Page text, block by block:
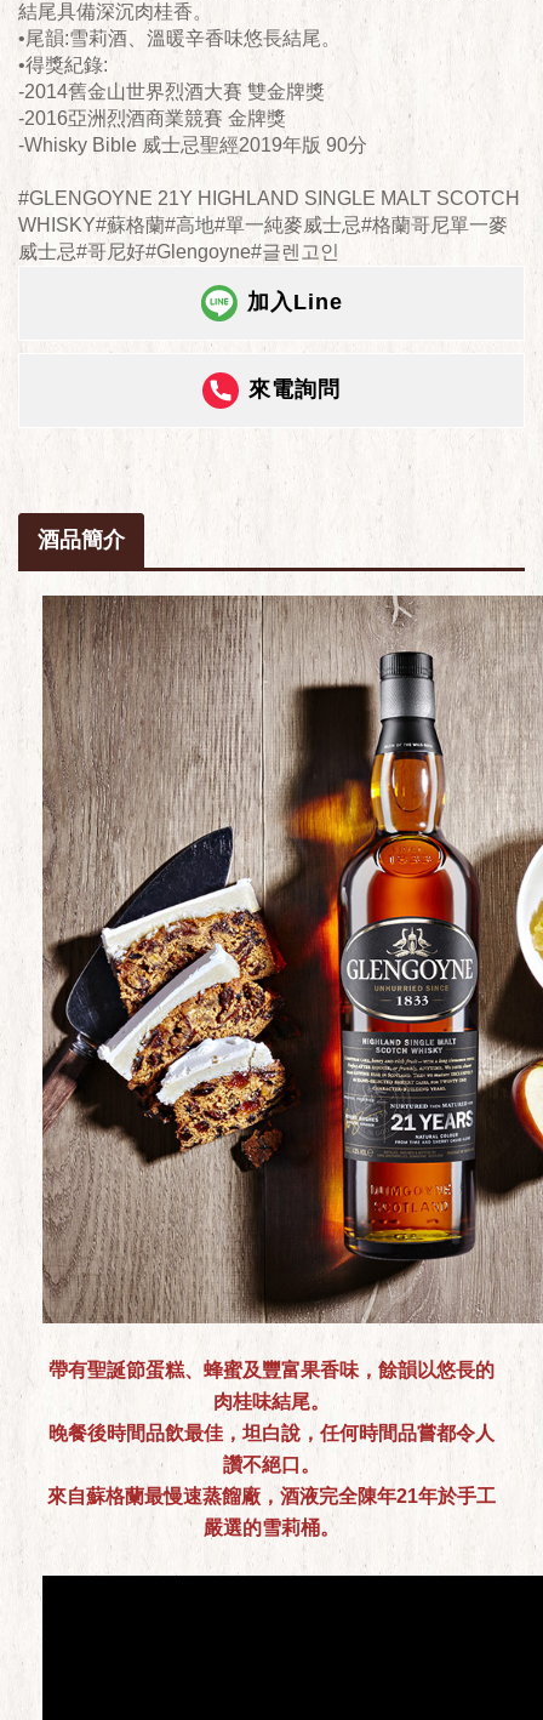
結尾具備深沉肉桂香。
•尾韻:雪莉酒、溫暖辛香味悠長結尾。
•得獎紀錄:
-2014舊金山世界烈酒大賽 雙金牌獎
-2016亞洲烈酒商業競賽 金牌獎
-Whisky Bible 威士忌聖經2019年版 90分
#GLENGOYNE 21Y HIGHLAND SINGLE MALT SCOTCH
WHISKY#蘇格蘭#高地#單一純麥威士忌#格蘭哥尼單一麥
威士忌#哥尼好#Glengoyne#글렌고인
加入Line
來電詢問
酒品簡介
帶有聖誕節蛋糕、蜂蜜及豐富果香味，餘韻以悠長的
肉桂味結尾。
晚餐後時間品飲最佳，坦白說，任何時間品嘗都令人
讚不絕口。
來自蘇格蘭最慢速蒸餾廠，酒液完全陳年21年於手工
嚴選的雪莉桶。